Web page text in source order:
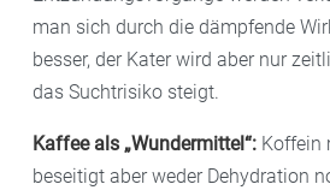
man sich durch die dämpfende
besser, der Kater wird aber nur
das Suchtrisiko steigt.
Kaffee als „Wundermittel“: Koffein
beseitigt aber weder Dehydration